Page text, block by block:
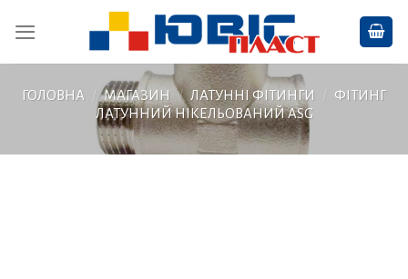
ГОЛОВНА МАГАЗИН / ЛАТУННІ ФІТИНГИ
ФІТИНГ
ЛАТУННИЙ НІКЕЛЬОВАНИЙ ASG